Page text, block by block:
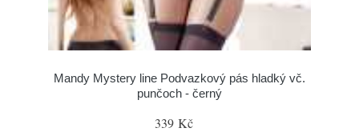
Mandy Mystery line Podvazkový pás hladký vč.
punčoch - černý
339 Kč